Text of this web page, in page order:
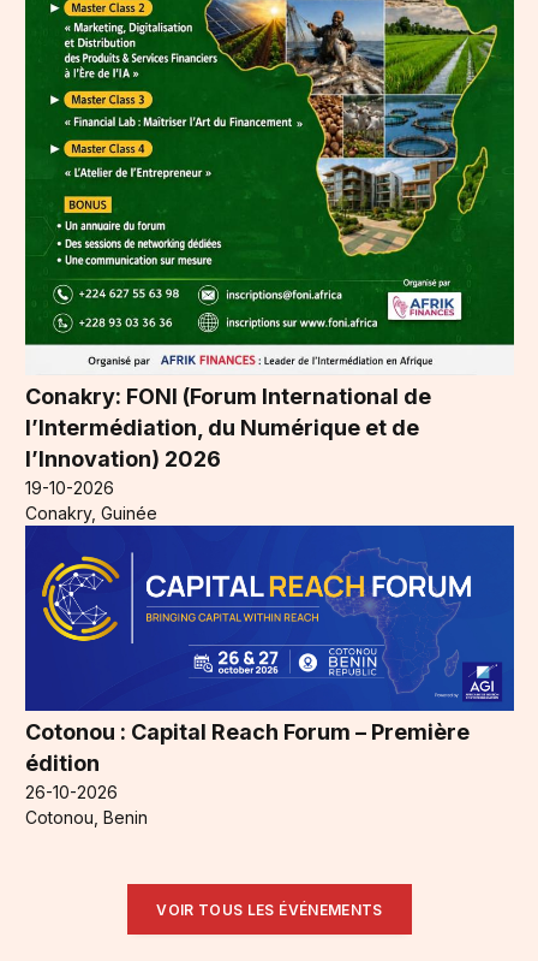
Conakry: FONI (Forum International de
l’Intermédiation, du Numérique et de
l’Innovation) 2026
19-10-2026
Conakry, Guinée
Cotonou : Capital Reach Forum – Première
édition
26-10-2026
Cotonou, Benin
VOIR TOUS LES ÉVÉNEMENTS